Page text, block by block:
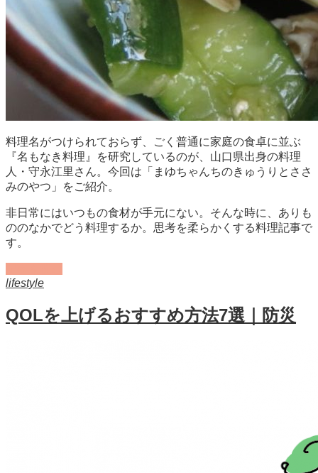
料理名がつけられておらず、ごく普通に家庭の食卓に並ぶ
『名もなき料理』を研究しているのが、山口県出身の料理
人・守永江里さん。今回は「まゆちゃんちのきゅうりとささ
みのやつ」をご紹介。
非日常にはいつもの食材が手元にない。そんな時に、ありも
ののなかでどう料理するか。思考を柔らかくする料理記事で
す。
lifestyle
QOLを上げるおすすめ方法7選｜防災